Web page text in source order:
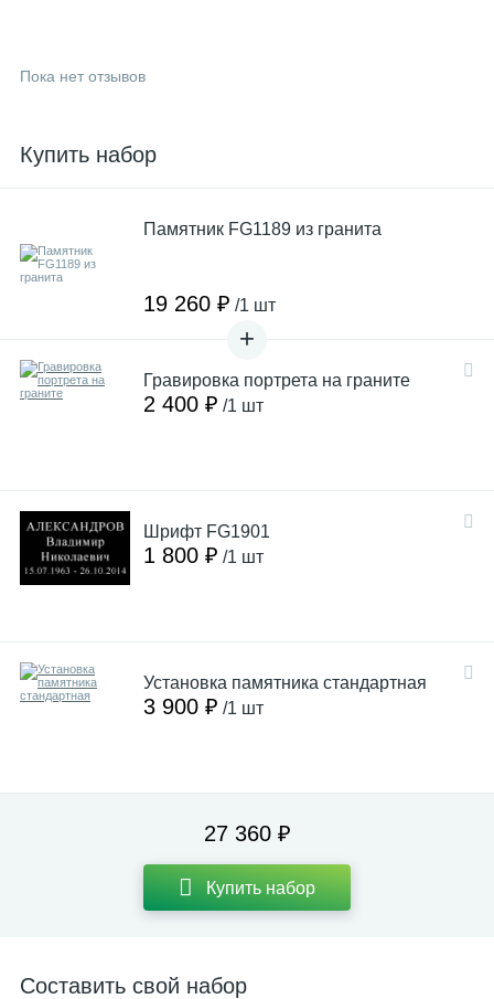
Пока нет отзывов
Купить набор
Памятник FG1189 из гранита
19 260 ₽ /1 шт
Гравировка портрета на граните
2 400 ₽ /1 шт
Шрифт FG1901
1 800 ₽ /1 шт
Установка памятника стандартная
3 900 ₽ /1 шт
27 360 ₽
Купить набор
Составить свой набор